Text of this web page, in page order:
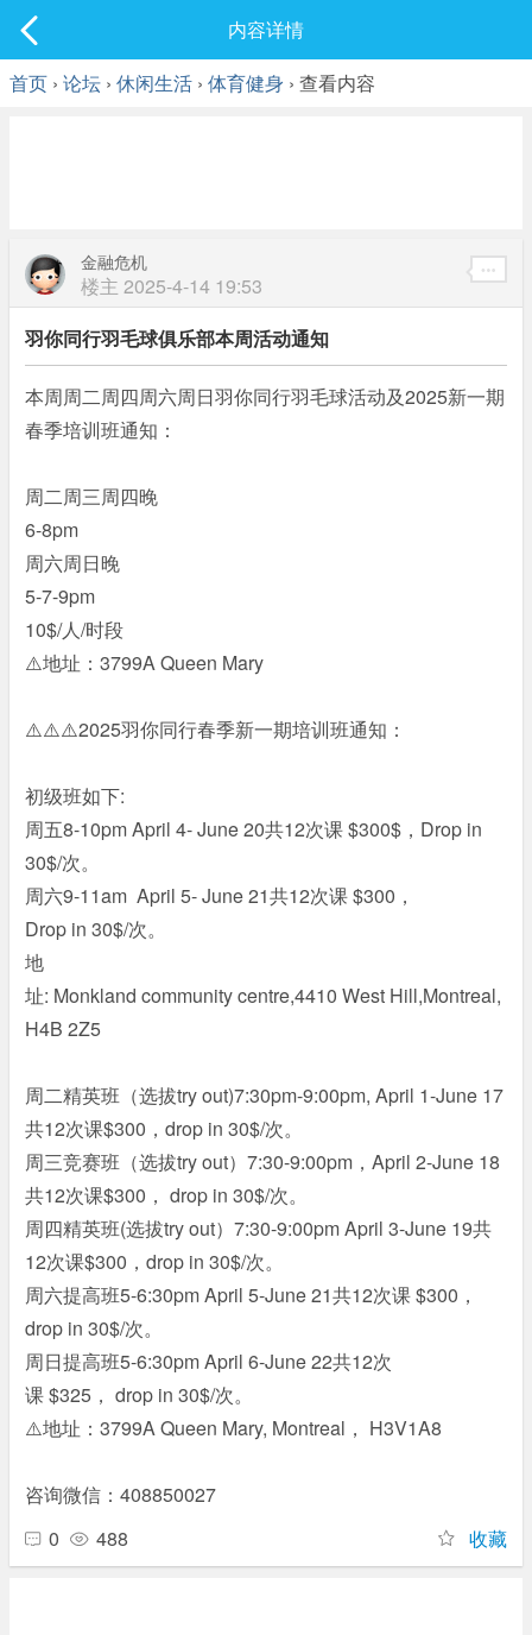
最新发表
内容详情
首页 › 论坛 › 休闲生活 › 体育健身 › 查看内容
金融危机
楼主 2025-4-14 19:53
羽你同行羽毛球俱乐部本周活动通知
本周周二周四周六周日羽你同行羽毛球活动及2025新一期
春季培训班通知：
周二周三周四晚
6-8pm
周六周日晚
5-7-9pm
10$/人/时段
⚠️地址：3799A Queen Mary
⚠️⚠️⚠️2025羽你同行春季新一期培训班通知：
初级班如下:
周五8-10pm April 4- June 20共12次课 $300$，Drop in
30$/次。
周六9-11am April 5- June 21共12次课 $300，
Drop in 30$/次。
地
址: Monkland community centre,4410 West Hill,Montreal,
H4B 2Z5
周二精英班（选拔try out)7:30pm-9:00pm, April 1-June 17
共12次课$300，drop in 30$/次。
周三竞赛班（选拔try out）7:30-9:00pm，April 2-June 18
共12次课$300， drop in 30$/次。
周四精英班(选拔try out）7:30-9:00pm April 3-June 19共
12次课$300，drop in 30$/次。
周六提高班5-6:30pm April 5-June 21共12次课 $300，
drop in 30$/次。
周日提高班5-6:30pm April 6-June 22共12次
课 $325， drop in 30$/次。
⚠️地址：3799A Queen Mary, Montreal， H3V1A8
咨询微信：408850027
0
488 收藏